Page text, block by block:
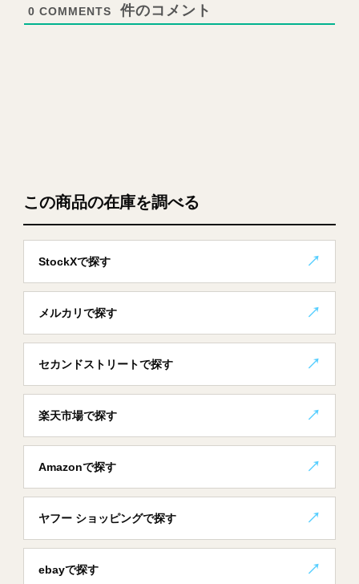
この商品の在庫を調べる
StockXで探す
メルカリで探す
セカンドストリートで探す
楽天市場で探す
Amazonで探す
ヤフー ショッピングで探す
ebayで探す
0 COMMENTS